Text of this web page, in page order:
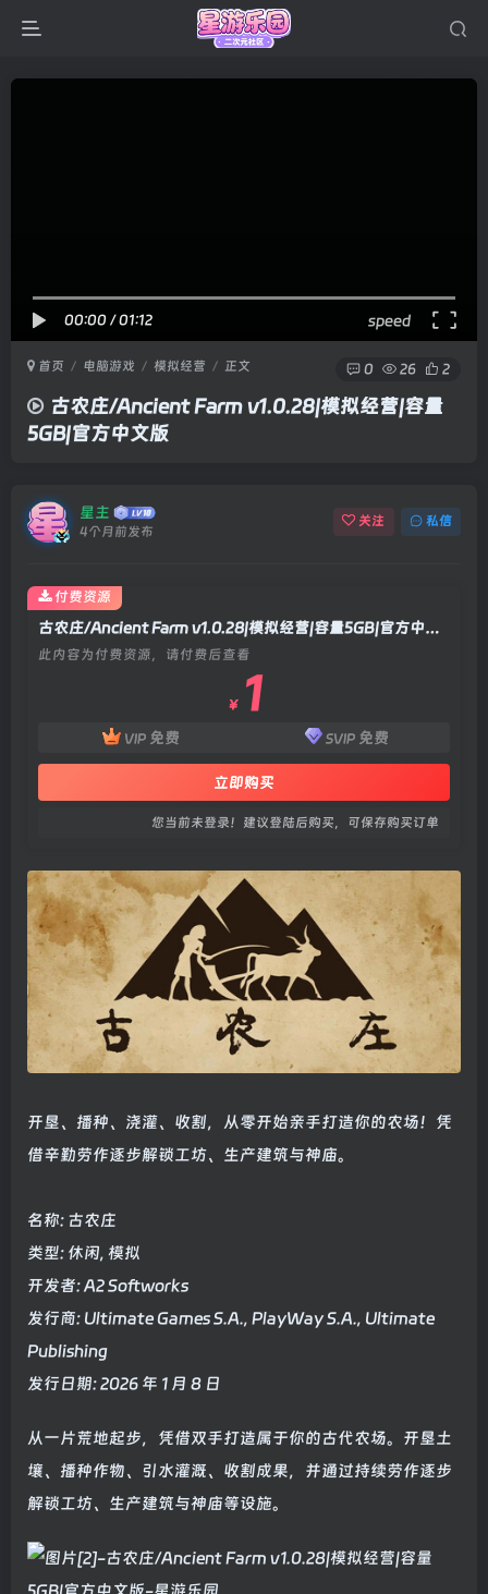
00:00 /01:12 speed
首页 电脑游戏 模拟经营 正文 0 26 2
古农庄/Ancient Farm v1.0.28|模拟经营|容量
5GB|官方中文版
星主
4个月前发布
关注 私信
古农庄/Ancient Farm v1.0.28|模拟经营|容量5GB|官方中文版
此内容为付费资源，请付费后查看
￥ 1
VIP 免费 SVIP 免费
立即购买
您当前未登录！建议登陆后购买，可保存购买订单
付费资源
开垦、播种、浇灌、收割，从零开始亲手打造你的农场！凭
借辛勤劳作逐步解锁工坊、生产建筑与神庙。
名称: 古农庄
类型: 休闲, 模拟
开发者: A2 Softworks
发行商: Ultimate Games S.A., PlayWay S.A., Ultimate
Publishing
发行日期: 2026 年 1 月 8 日
从一片荒地起步，凭借双手打造属于你的古代农场。开垦土
壤、播种作物、引水灌溉、收割成果，并通过持续劳作逐步
解锁工坊、生产建筑与神庙等设施。